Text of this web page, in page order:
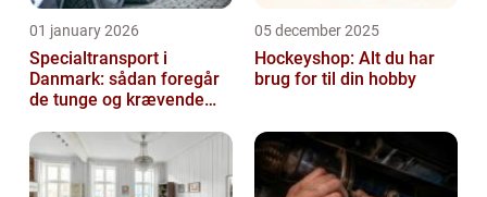
01 january 2026
Specialtransport i
Danmark: sådan foregår
de tunge og krævende
05 december 2025
Hockeyshop: Alt du har
brug for til din hobby